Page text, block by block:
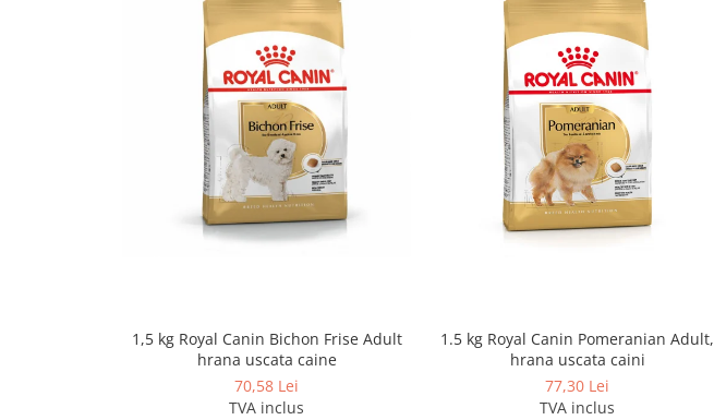
1,5 kg Royal Canin Bichon Frise Adult
hrana uscata caine
70,58 Lei
TVA inclus
1.5 kg Royal Canin Pomeranian Adult,
hrana uscata caini
77,30 Lei
TVA inclus